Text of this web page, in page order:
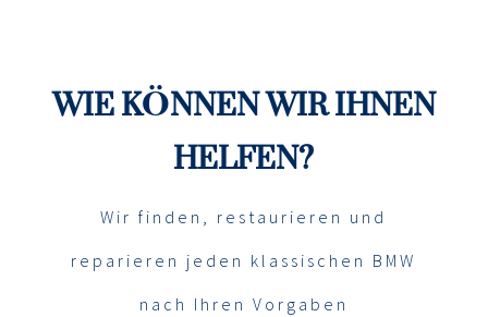
WIE KÖNNEN WIR IHNEN
HELFEN?
Wir finden, restaurieren und
reparieren jeden klassischen BMW
nach Ihren Vorgaben